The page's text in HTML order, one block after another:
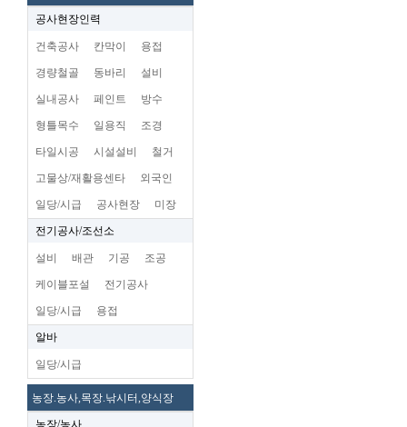
공사현장인력
건축공사 칸막이 용접
경량철골 동바리 설비
실내공사 페인트 방수
형틀목수 일용직 조경
타일시공 시설설비 철거
고물상/재활용센타 외국인
일당/시급 공사현장 미장
전기공사/조선소
설비 배관 기공 조공
케이블포설 전기공사
일당/시급 용접
알바
일당/시급
농장.농사,목장.낚시터,양식장
농장/농사